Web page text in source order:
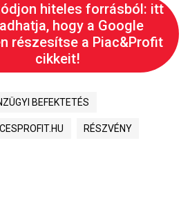
hiteles forrásból: itt
hogy a Google
részesítse a Piac&Profit
cikkeit!
BEFEKTETÉS
RÉSZVÉNY